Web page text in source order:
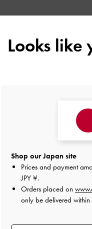
通勤用です購
通勤用です購入しました
意外とクッションもあっ
デザイン
Looks like
Shop our Japan site
Prices and payment
JPY ¥.
Orders placed on
only be delivered within